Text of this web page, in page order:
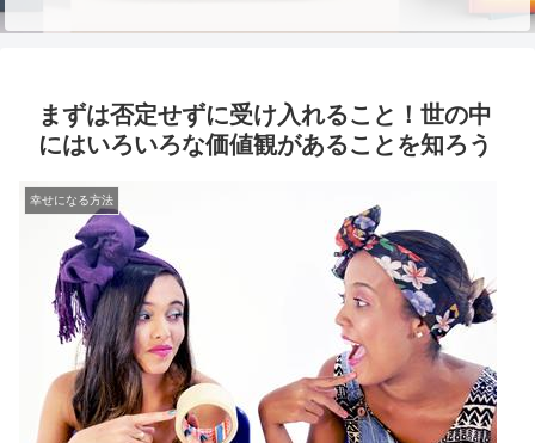
まずは否定せずに受け入れること！世の中
にはいろいろな価値観があることを知ろう
幸せになる方法